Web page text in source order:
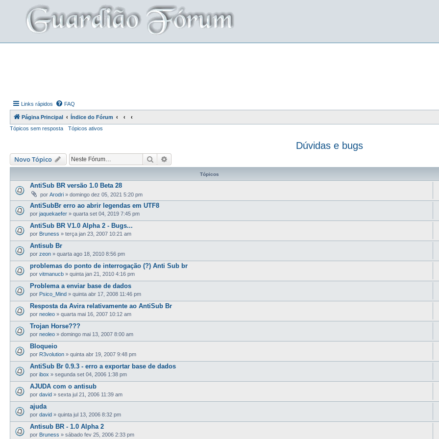
Links rápidos FAQ
Página Principal
Índice do Fórum
Tópicos sem resposta
Tópicos ativos
Dúvidas e bugs
Novo Tópico Pesquisar
Tópicos
AntiSub BR versão 1.0 Beta 28
por Arodri » domingo dez 05, 2021 5:20 pm
AntiSubBr erro ao abrir legendas em UTF8
por jaquekaefer » quarta set 04, 2019 7:45 pm
AntiSub BR V1.0 Alpha 2 - Bugs...
por Bruness » terça jan 23, 2007 10:21 am
Antisub Br
por zeon » quarta ago 18, 2010 8:56 pm
problemas do ponto de interrogação (?) Anti Sub br
por vitmanucb » quinta jan 21, 2010 4:16 pm
Problema a enviar base de dados
por Psico_Mind » quinta abr 17, 2008 11:46 pm
Resposta da Avira relativamente ao AntiSub Br
por neoleo » quarta mai 16, 2007 10:12 am
Trojan Horse???
por neoleo » domingo mai 13, 2007 8:00 am
Bloqueio
por R3volution » quinta abr 19, 2007 9:48 pm
AntiSub Br 0.9.3 - erro a exportar base de dados
por ibox » segunda set 04, 2006 1:38 pm
AJUDA com o antisub
por david » sexta jul 21, 2006 11:39 am
ajuda
por david » quinta jul 13, 2006 8:32 pm
Antisub BR - 1.0 Alpha 2
por Bruness » sábado fev 25, 2006 2:33 pm